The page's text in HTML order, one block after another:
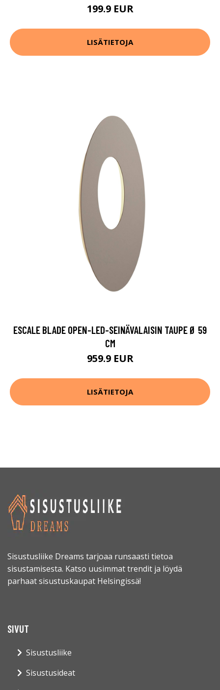
199.9 EUR
LISÄTIETOJA
ESCALE BLADE OPEN-LED-SEINÄVALAISIN TAUPE Ø 59
CM
959.9 EUR
LISÄTIETOJA
Sisustusliike Dreams tarjoaa runsaasti tietoa
sisustamisesta. Katso uusimmat trendit ja löydä
parhaat sisustuskaupat Helsingissä!
SIVUT
Sisustusliike
Sisustusideat